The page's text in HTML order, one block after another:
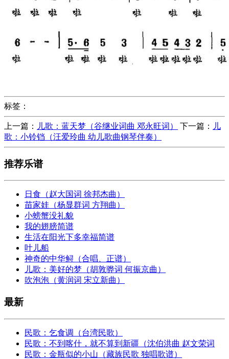
标签：
上一篇： 儿歌：蓝天梦（谷继业词曲 邓永旺词） 下一篇：
儿
歌：小铃铛（汪爱玲曲 幼儿歌曲钢琴伴奏）
推荐乐谱
日食（赵大国词 徐邦杰曲）
苗家娃（杨显群词 方翔曲）
小螃蟹没礼貌
我的翅膀简谱
生活在阳光下多幸福简谱
叶儿船
神奇的中华鲟（合唱、正谱）
儿歌：美好的梦（胡敦骅词 何振京曲）
吹泡泡（黄润词 宋立新曲）
最新
民歌：乞食调（台湾民歌）
民歌：不到喀什，就不算到新疆（沈伯洪曲 赵文荣词
民歌：金瓶似的小山（藏族民歌 独唱歌谱）